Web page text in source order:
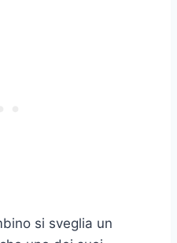
si sveglia un